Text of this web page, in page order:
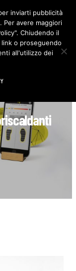
F
c
e
b
o
I
n
s
t
inviarti pubblicità
avere maggiori
Chiudendo il
o proseguendo
all'utilizzo dei